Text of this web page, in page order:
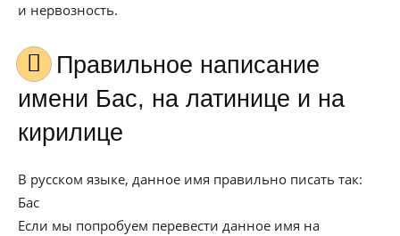
и нервозность.
Правильное написание
имени Бас, на латинице и на
кирилице
В русском языке, данное имя правильно писать так:
Бас
Если мы попробуем перевести данное имя на